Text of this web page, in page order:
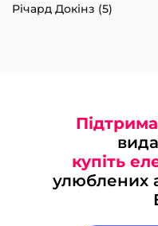
Річард Докінз (5)
купіть
улюблених